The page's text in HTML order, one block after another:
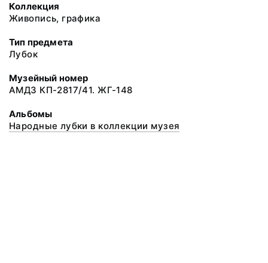
Коллекция
Живопись, графика
Тип предмета
Лубок
Музейный номер
АМДЗ КП-2817/41. ЖГ-148
Альбомы
Народные лубки в коллекции музея